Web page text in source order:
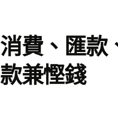
消費、匯款
款兼慳錢